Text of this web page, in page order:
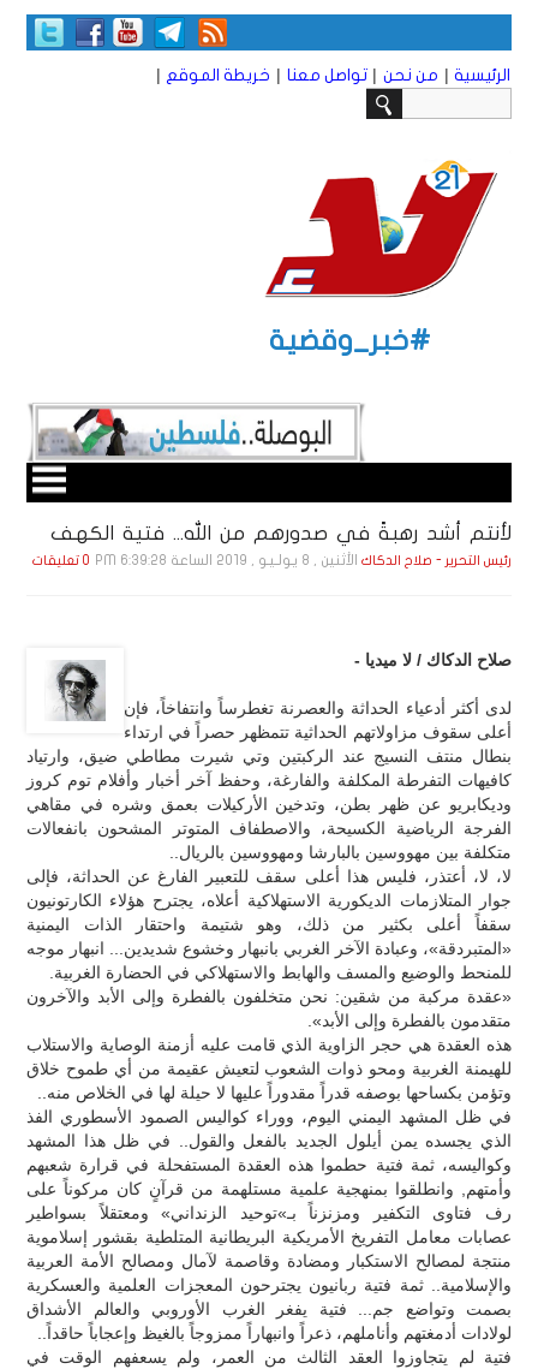
الرئيسية | من نحن | تواصل معنا | خريطة الموقع |
#خبر_وقضية
لأنتم أشد رهبةً في صدورهم من الله... فتية الكهف
رئيس التحرير - صلاح الدكاك الأثنين , 8 يـولـيـو , 2019 الساعة 6:39:28 PM 0 تعليقات
صلاح الدكاك / لا ميديا -
لدى أكثر أدعياء الحداثة والعصرنة تغطرساً وانتفاخاً، فإن
أعلى سقوف مزاولاتهم الحداثية تتمظهر حصراً في ارتداء
بنطال منتف النسيج عند الركبتين وتي شيرت مطاطي ضيق، وارتياد
كافيهات التفرطة المكلفة والفارغة، وحفظ آخر أخبار وأفلام توم كروز
وديكابريو عن ظهر بطن، وتدخين الأركيلات بعمق وشره في مقاهي
الفرجة الرياضية الكسيحة، والاصطفاف المتوتر المشحون بانفعالات
متكلفة بين مهووسين بالبارشا ومهووسين بالريال..
لا، لا، أعتذر، فليس هذا أعلى سقف للتعبير الفارغ عن الحداثة، فإلى
جوار المتلازمات الديكورية الاستهلاكية أعلاه، يجترح هؤلاء الكارتونيون
سقفاً أعلى بكثير من ذلك، وهو شتيمة واحتقار الذات اليمنية
«المتبردقة»، وعبادة الآخر الغربي بانبهار وخشوع شديدين... انبهار موجه
للمنحط والوضيع والمسف والهابط والاستهلاكي في الحضارة الغربية.
«عقدة مركبة من شقين: نحن متخلفون بالفطرة وإلى الأبد والآخرون
متقدمون بالفطرة وإلى الأبد».
هذه العقدة هي حجر الزاوية الذي قامت عليه أزمنة الوصاية والاستلاب
للهيمنة الغربية ومحو ذوات الشعوب لتعيش عقيمة من أي طموح خلاق
وتؤمن بكساحها بوصفه قدراً مقدوراً عليها لا حيلة لها في الخلاص منه..
في ظل المشهد اليمني اليوم، ووراء كواليس الصمود الأسطوري الفذ
الذي يجسده يمن أيلول الجديد بالفعل والقول.. في ظل هذا المشهد
وكواليسه، ثمة فتية حطموا هذه العقدة المستفحلة في قرارة شعبهم
وأمتهم, وانطلقوا بمنهجية علمية مستلهمة من قرآنٍ كان مركوناً على
رف فتاوى التكفير ومزنزناً بـ»توحيد الزنداني» ومعتقلاً بسواطير
عصابات معامل التفريخ الأمريكية البريطانية المتلطية بقشور إسلاموية
منتجة لمصالح الاستكبار ومضادة وقاصمة لآمال ومصالح الأمة العربية
والإسلامية.. ثمة فتية ربانيون يجترحون المعجزات العلمية والعسكرية
بصمت وتواضع جم... فتية يفغر الغرب الأوروبي والعالم الأشداق
لولادات أدمغتهم وأناملهم، ذعراً وانبهاراً ممزوجاً بالغيظ وإعجاباً حاقداً..
فتية لم يتجاوزوا العقد الثالث من العمر، ولم يسعفهم الوقت في